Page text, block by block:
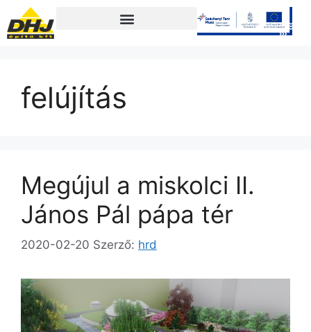
felújítás
Megújul a miskolci II.
János Pál pápa tér
2020-02-20 Szerző: hrd